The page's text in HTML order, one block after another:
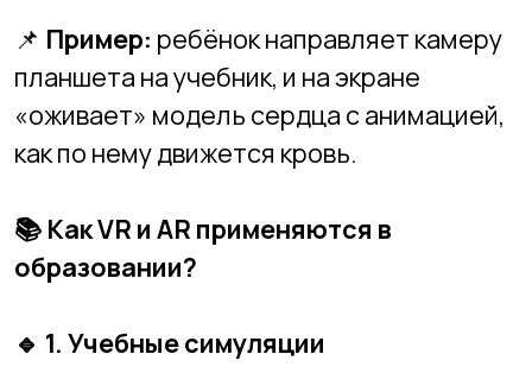
Исторические реконструкции
(например, «походить» по древнему
🔹2. Тренажёры и практические
Управление техникой (например,
Программирование в VR-средах.
Моделирование инженерных